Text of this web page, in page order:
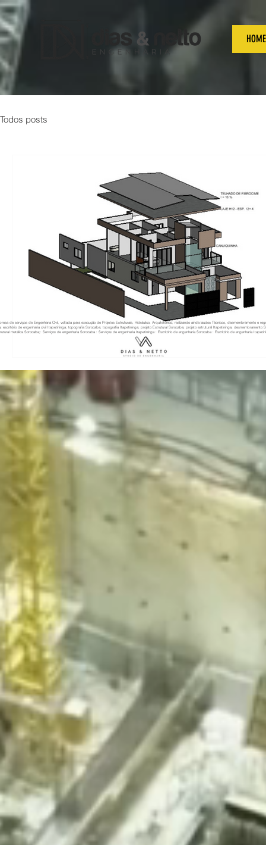
HOME
Todos posts
de serviços de Engenharia Civil, voltada para execução de Projetos Estruturais, Hidráulico, Arquitetônico, realizando ainda laudos Técnicos, desmembramento e
escritório de engenharia civil Itapetininga; topografia Sorocaba; topografia Itapetininga; projeto Estrutural Sorocaba; projeto estrutural Itapetininga;
metálica Sorocaba;: Serviços de engenharia Sorocaba : Serviços de engenharia Itapetininga : Escritório de engenharia Sorocaba : Escritório de engenharia